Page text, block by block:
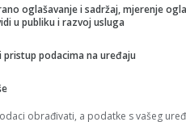
oglašavanje i sadržaj, mjerenje
u publiku i razvoj usluga
pristup podacima na uređaju
obrađivati, a podatke s vašeg